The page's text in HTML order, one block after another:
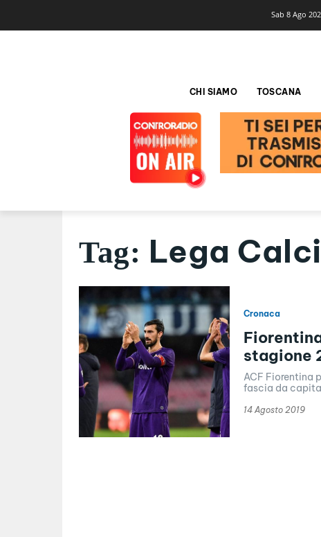
Sab 8 Ago
CHI SIAMO TOSCANA
Tag: Lega
Cronaca
stagione
ACF Fiorentina
fascia da
14 Agosto 2019